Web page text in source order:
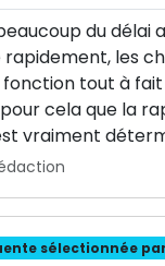
du délai
les
tout à
cela que la
vraiment
sélectionnée